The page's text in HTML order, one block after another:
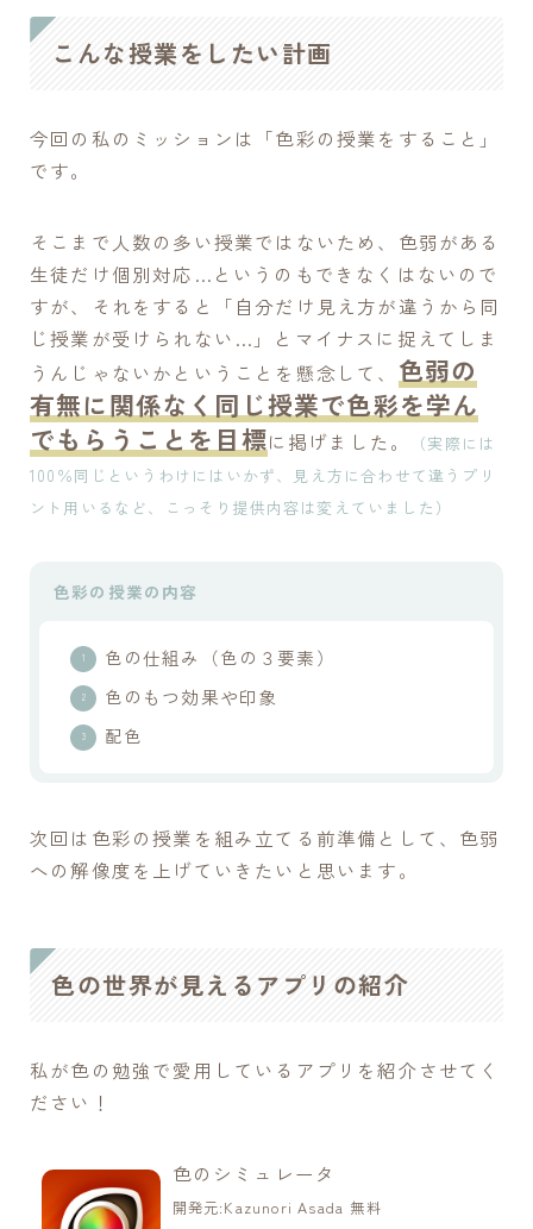
こんな授業をしたい計画
今回の私のミッションは「色彩の授業をすること」
です。
そこまで人数の多い授業ではないため、色弱がある
生徒だけ個別対応…というのもできなくはないので
すが、それをすると「自分だけ見え方が違うから同
じ授業が受けられない…」とマイナスに捉えてしま
うんじゃないかということを懸念して、 色弱の
有無に関係なく同じ授業で色彩を学ん
でもらうことを目標に掲げました。
（実際には
100％同じというわけにはいかず、見え方に合わせて違うプリ
ント用いるなど、こっそり提供内容は変えていました）
色彩の授業の内容
色の仕組み（色の３要素）
色のもつ効果や印象
配色
次回は色彩の授業を組み立てる前準備として、色弱
への解像度を上げていきたいと思います。
色の世界が見えるアプリの紹介
私が色の勉強で愛用しているアプリを紹介させてく
ださい！
色のシミュレータ
開発元:Kazunori Asada 無料